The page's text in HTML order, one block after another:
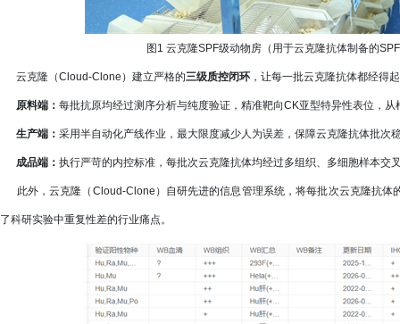
图1 云克隆SPF级动物房（用于云克隆抗体制备的
云克隆（Cloud-Clone）建立严格的三级质控闭环 ，让每一批云克隆抗体都经得
原料端： 每批抗原均经过测序分析与纯度验证，精准靶向CK亚型特异性表位，
生产端： 采用半自动化产线作业，最大限度减少人为误差，保障云克隆抗体批次
成品端： 执行严苛的内控标准，每批次云克隆抗体均经过多组织、多细胞样本交
此外，云克隆（Cloud-Clone）自研先进的信息管理系统，将每批次云克隆抗体
了科研实验中重复性差的行业痛点。